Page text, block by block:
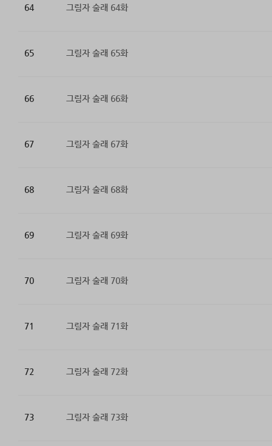
64 그림자 술래 64화
65 그림자 술래 65화
66 그림자 술래 66화
67 그림자 술래 67화
68 그림자 술래 68화
69 그림자 술래 69화
70 그림자 술래 70화
71 그림자 술래 71화
72 그림자 술래 72화
73 그림자 술래 73화